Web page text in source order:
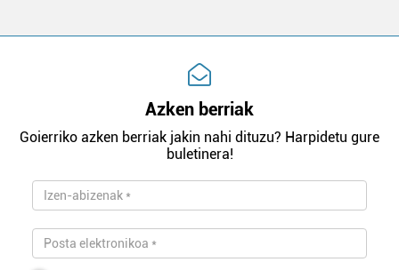
Azken berriak
Goierriko azken berriak jakin nahi dituzu? Harpidetu gure
buletinera!